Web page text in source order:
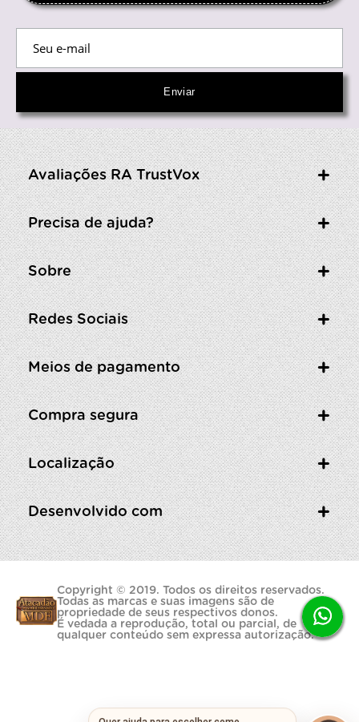
Avaliações RA TrustVox
Precisa de ajuda?
Sobre
Redes Sociais
Meios de pagamento
Compra segura
Localização
Desenvolvido com
Copyright © 2019. Todos os direitos reservados.
Todas as marcas e suas imagens são de
propriedade de seus respectivos donos.
É vedada a reprodução, total ou parcial, de
qualquer conteúdo sem expressa autorização.